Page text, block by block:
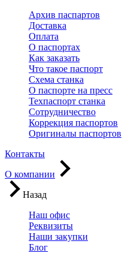
Архив паспартов
Доставка
Оплата
О паспортах
Как заказать
Что такое паспорт
Схема станка
О паспорте на пресс
Техпаспорт станка
Сотрудничество
Коррекция паспортов
Оригиналы паспортов
Контакты
О компании
Назад
Наш офис
Реквизиты
Наши закупки
Блог